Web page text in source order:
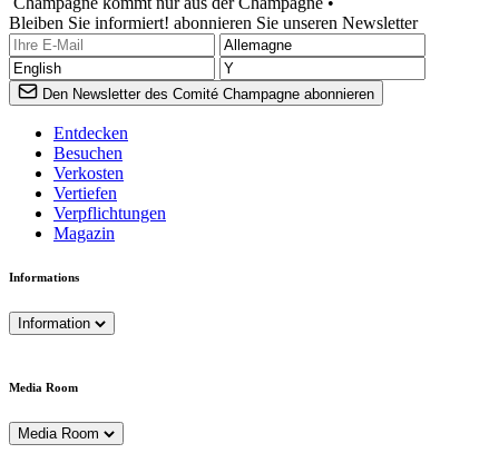
Bleiben Sie informiert! abonnieren Sie unseren Newsletter
Den Newsletter des Comité Champagne abonnieren
Entdecken
Besuchen
Verkosten
Vertiefen
Verpflichtungen
Magazin
Informations
Information
Media Room
Media Room